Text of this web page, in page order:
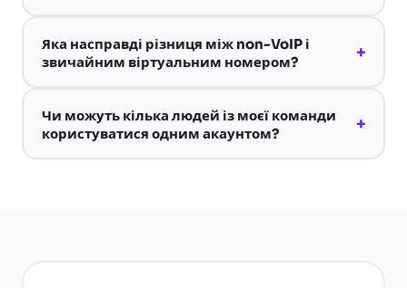
Яка насправді різниця між non-VoIP і
звичайним віртуальним номером?
+
Чи можуть кілька людей із моєї команди
користуватися одним акаунтом?
+